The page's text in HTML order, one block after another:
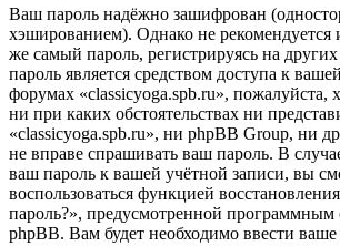
Ваш пароль надёжно зашифрован
хэшированием). Однако не рекомендуется
же самый пароль, регистрируясь на
пароль является средством доступа к
форумах «classicyoga.spb.ru», пожалуйста,
ни при каких обстоятельствах ни
«classicyoga.spb.ru», ни phpBB Group, ни
не вправе спрашивать ваш пароль. В
ваш пароль к вашей учётной записи, вы
воспользоваться функцией
пароль?», предусмотренной программным
phpBB. Вам будет необходимо ввести ваше